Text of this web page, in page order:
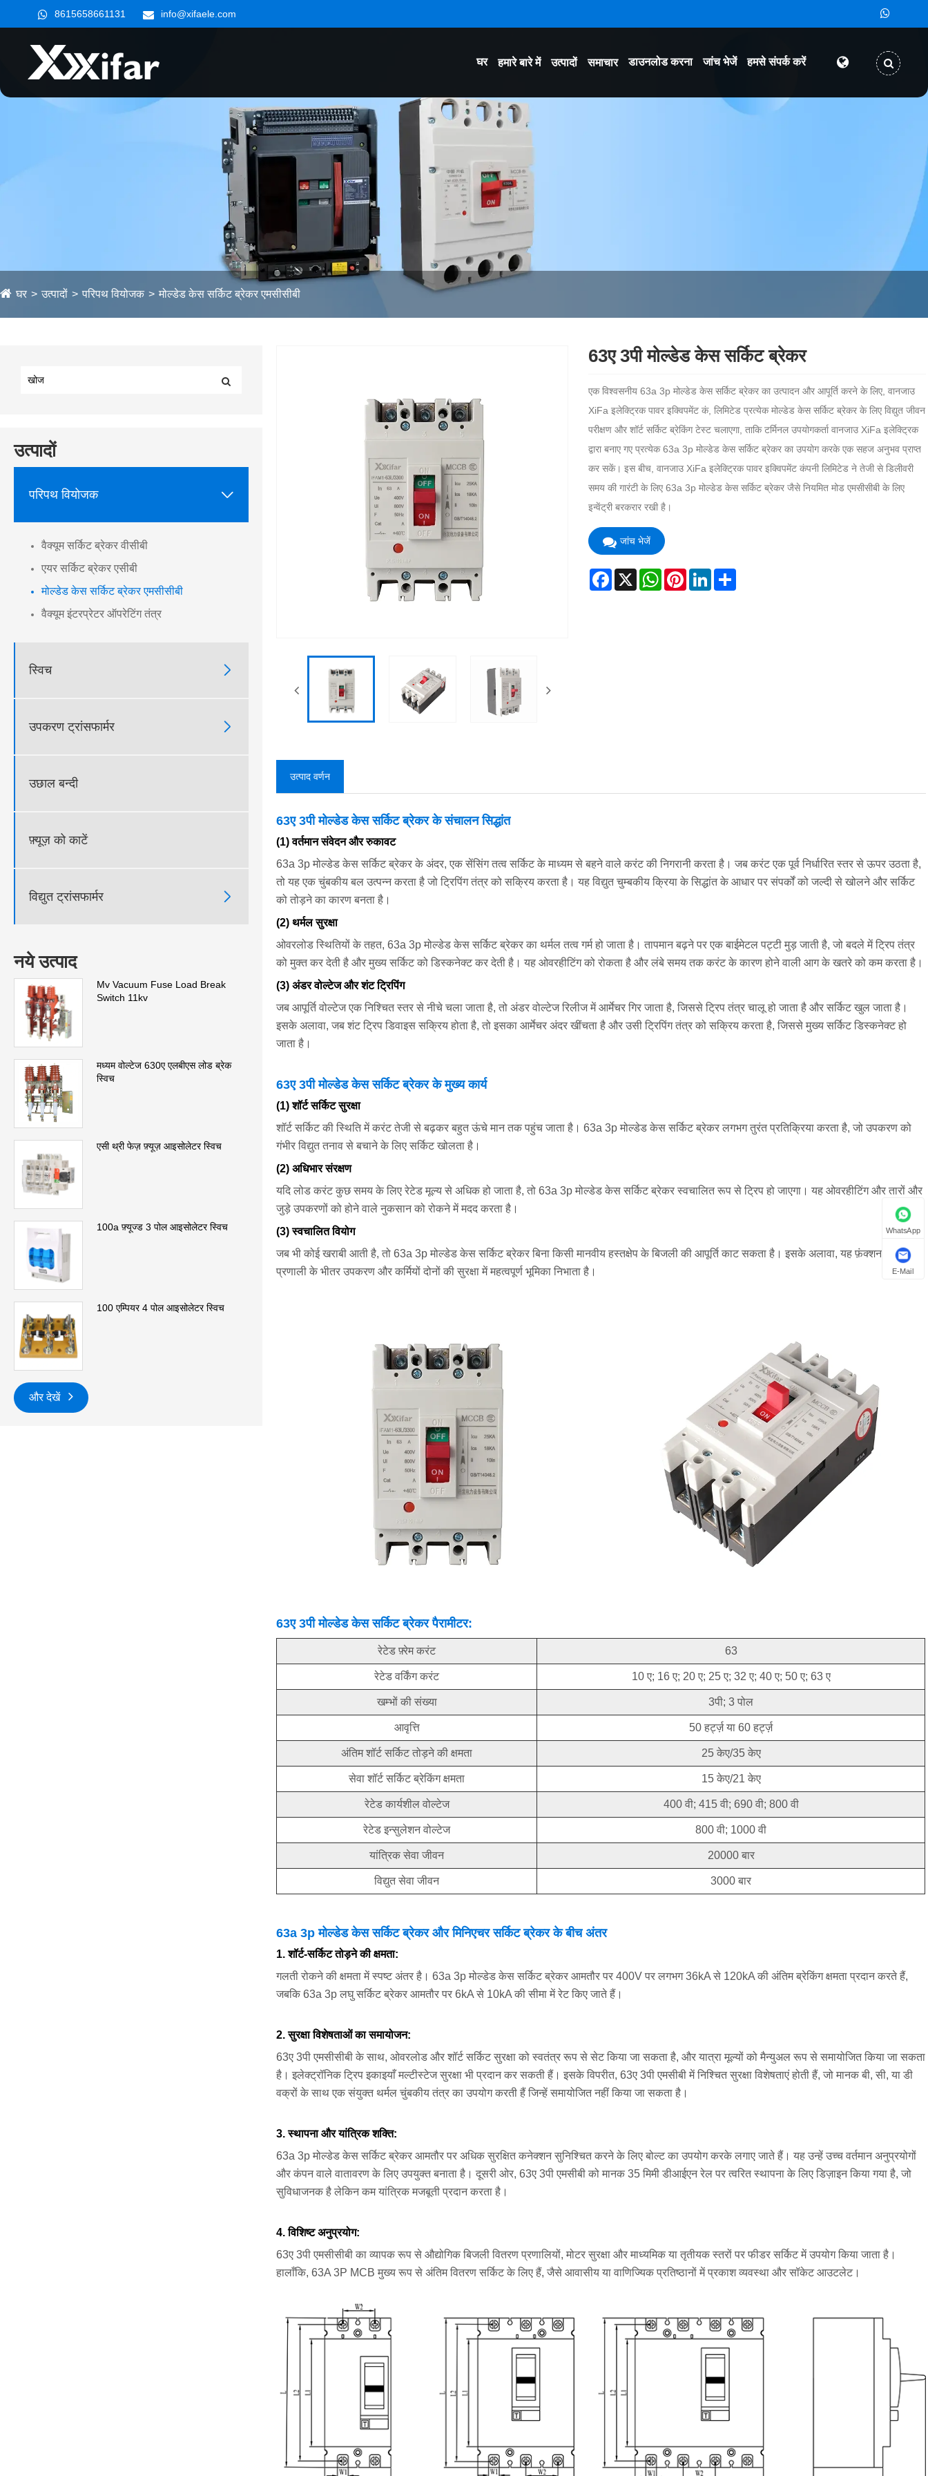
8615658661131 info@xifaele.com
घर हमारे बारे में उत्पादों समाचार डाउनलोड करना जांच भेजें हमसे संपर्क करें
घर उत्पादों परिपथ वियोजक मोल्डेड केस सर्किट ब्रेकर एमसीसीबी
उत्पादों
परिपथ वियोजक 
वैक्यूम सर्किट ब्रेकर वीसीबी
एयर सर्किट ब्रेकर एसीबी
मोल्डेड केस सर्किट ब्रेकर एमसीसीबी
वैक्यूम इंटरप्रेटर ऑपरेटिंग तंत्र
स्विच 
उपकरण ट्रांसफार्मर 
उछाल बन्दी
फ़्यूज़ को काटें
विद्युत ट्रांसफार्मर 
नये उत्पाद
Mv Vacuum Fuse Load Break
Switch 11kv
मध्यम वोल्टेज 630ए एलबीएस लोड ब्रेक
स्विच
एसी थ्री फेज़ फ़्यूज़ आइसोलेटर स्विच
100a फ़्यूज्ड 3 पोल आइसोलेटर स्विच
100 एम्पियर 4 पोल आइसोलेटर स्विच
और देखें
63ए 3पी मोल्डेड केस सर्किट ब्रेकर
एक विश्वसनीय 63a 3p मोल्डेड केस सर्किट ब्रेकर का उत्पादन और आपूर्ति करने के लिए, वानजाउ
XiFa इलेक्ट्रिक पावर इक्विपमेंट कं, लिमिटेड प्रत्येक मोल्डेड केस सर्किट ब्रेकर के लिए विद्युत जीवन
परीक्षण और शॉर्ट सर्किट ब्रेकिंग टेस्ट चलाएगा, ताकि टर्मिनल उपयोगकर्ता वानजाउ XiFa इलेक्ट्रिक
द्वारा बनाए गए प्रत्येक 63a 3p मोल्डेड केस सर्किट ब्रेकर का उपयोग करके एक सहज अनुभव प्राप्त
कर सकें। इस बीच, वानजाउ XiFa इलेक्ट्रिक पावर इक्विपमेंट कंपनी लिमिटेड ने तेजी से डिलीवरी
समय की गारंटी के लिए 63a 3p मोल्डेड केस सर्किट ब्रेकर जैसे नियमित मोड एमसीसीबी के लिए
इन्वेंट्री बरकरार रखी है।
जांच भेजें
Facebook
X WhatsAppPinterestLinkedInShare
उत्पाद वर्णन
63ए 3पी मोल्डेड केस सर्किट ब्रेकर के संचालन सिद्धांत
(1) वर्तमान संवेदन और रुकावट
63a 3p मोल्डेड केस सर्किट ब्रेकर के अंदर, एक सेंसिंग तत्व सर्किट के माध्यम से बहने वाले करंट की निगरानी करता है। जब करंट एक पूर्व निर्धारित स्तर से ऊपर उठता है,
तो यह एक चुंबकीय बल उत्पन्न करता है जो ट्रिपिंग तंत्र को सक्रिय करता है। यह विद्युत चुम्बकीय क्रिया के सिद्धांत के आधार पर संपर्कों को जल्दी से खोलने और सर्किट
को तोड़ने का कारण बनता है।
(2) थर्मल सुरक्षा
ओवरलोड स्थितियों के तहत, 63a 3p मोल्डेड केस सर्किट ब्रेकर का थर्मल तत्व गर्म हो जाता है। तापमान बढ़ने पर एक बाईमेटल पट्टी मुड़ जाती है, जो बदले में ट्रिप तंत्र
को मुक्त कर देती है और मुख्य सर्किट को डिस्कनेक्ट कर देती है। यह ओवरहीटिंग को रोकता है और लंबे समय तक करंट के कारण होने वाली आग के खतरे को कम करता है।
(3) अंडर वोल्टेज और शंट ट्रिपिंग
जब आपूर्ति वोल्टेज एक निश्चित स्तर से नीचे चला जाता है, तो अंडर वोल्टेज रिलीज में आर्मेचर गिर जाता है, जिससे ट्रिप तंत्र चालू हो जाता है और सर्किट खुल जाता है।
इसके अलावा, जब शंट ट्रिप डिवाइस सक्रिय होता है, तो इसका आर्मेचर अंदर खींचता है और उसी ट्रिपिंग तंत्र को सक्रिय करता है, जिससे मुख्य सर्किट डिस्कनेक्ट हो
जाता है।
63ए 3पी मोल्डेड केस सर्किट ब्रेकर के मुख्य कार्य
(1) शॉर्ट सर्किट सुरक्षा
शॉर्ट सर्किट की स्थिति में करंट तेजी से बढ़कर बहुत ऊंचे मान तक पहुंच जाता है। 63a 3p मोल्डेड केस सर्किट ब्रेकर लगभग तुरंत प्रतिक्रिया करता है, जो उपकरण को
गंभीर विद्युत तनाव से बचाने के लिए सर्किट खोलता है।
(2) अधिभार संरक्षण
यदि लोड करंट कुछ समय के लिए रेटेड मूल्य से अधिक हो जाता है, तो 63a 3p मोल्डेड केस सर्किट ब्रेकर स्वचालित रूप से ट्रिप हो जाएगा। यह ओवरहीटिंग और तारों और
जुड़े उपकरणों को होने वाले नुकसान को रोकने में मदद करता है।
(3) स्वचालित वियोग
जब भी कोई खराबी आती है, तो 63a 3p मोल्डेड केस सर्किट ब्रेकर बिना किसी मानवीय हस्तक्षेप के बिजली की आपूर्ति काट सकता है। इसके अलावा, यह फ़ंक्शन विद्युत
प्रणाली के भीतर उपकरण और कर्मियों दोनों की सुरक्षा में महत्वपूर्ण भूमिका निभाता है।
63ए 3पी मोल्डेड केस सर्किट ब्रेकर पैरामीटर:
रेटेड फ़्रेम करंट 63
रेटेड वर्किंग करंट 10 ए; 16 ए; 20 ए; 25 ए; 32 ए; 40 ए; 50 ए; 63 ए
खम्भों की संख्या 3पी; 3 पोल
आवृत्ति 50 हर्ट्ज़ या 60 हर्ट्ज़
अंतिम शॉर्ट सर्किट तोड़ने की क्षमता 25 केए/35 केए
सेवा शॉर्ट सर्किट ब्रेकिंग क्षमता 15 केए/21 केए
रेटेड कार्यशील वोल्टेज 400 वी; 415 वी; 690 वी; 800 वी
रेटेड इन्सुलेशन वोल्टेज 800 वी; 1000 वी
यांत्रिक सेवा जीवन 20000 बार
विद्युत सेवा जीवन 3000 बार
63a 3p मोल्डेड केस सर्किट ब्रेकर और मिनिएचर सर्किट ब्रेकर के बीच अंतर
1. शॉर्ट-सर्किट तोड़ने की क्षमता:
गलती रोकने की क्षमता में स्पष्ट अंतर है। 63a 3p मोल्डेड केस सर्किट ब्रेकर आमतौर पर 400V पर लगभग 36kA से 120kA की अंतिम ब्रेकिंग क्षमता प्रदान करते हैं,
जबकि 63a 3p लघु सर्किट ब्रेकर आमतौर पर 6kA से 10kA की सीमा में रेट किए जाते हैं।
2. सुरक्षा विशेषताओं का समायोजन:
63ए 3पी एमसीसीबी के साथ, ओवरलोड और शॉर्ट सर्किट सुरक्षा को स्वतंत्र रूप से सेट किया जा सकता है, और यात्रा मूल्यों को मैन्युअल रूप से समायोजित किया जा सकता
है। इलेक्ट्रॉनिक ट्रिप इकाइयाँ मल्टीस्टेज सुरक्षा भी प्रदान कर सकती हैं। इसके विपरीत, 63ए 3पी एमसीबी में निश्चित सुरक्षा विशेषताएं होती हैं, जो मानक बी, सी, या डी
वक्रों के साथ एक संयुक्त थर्मल चुंबकीय तंत्र का उपयोग करती हैं जिन्हें समायोजित नहीं किया जा सकता है।
3. स्थापना और यांत्रिक शक्ति:
63a 3p मोल्डेड केस सर्किट ब्रेकर आमतौर पर अधिक सुरक्षित कनेक्शन सुनिश्चित करने के लिए बोल्ट का उपयोग करके लगाए जाते हैं। यह उन्हें उच्च वर्तमान अनुप्रयोगों
और कंपन वाले वातावरण के लिए उपयुक्त बनाता है। दूसरी ओर, 63ए 3पी एमसीबी को मानक 35 मिमी डीआईएन रेल पर त्वरित स्थापना के लिए डिज़ाइन किया गया है, जो
सुविधाजनक है लेकिन कम यांत्रिक मजबूती प्रदान करता है।
4. विशिष्ट अनुप्रयोग:
63ए 3पी एमसीसीबी का व्यापक रूप से औद्योगिक बिजली वितरण प्रणालियों, मोटर सुरक्षा और माध्यमिक या तृतीयक स्तरों पर फीडर सर्किट में उपयोग किया जाता है।
हालाँकि, 63A 3P MCB मुख्य रूप से अंतिम वितरण सर्किट के लिए हैं, जैसे आवासीय या वाणिज्यिक प्रतिष्ठानों में प्रकाश व्यवस्था और सॉकेट आउटलेट।
WhatsApp
E-Mail